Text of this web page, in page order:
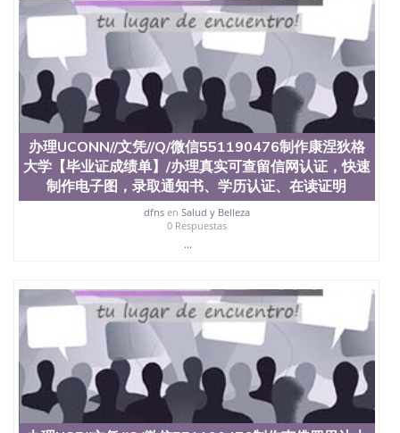
定金下单； 3、公司确认到账转制作点做电子图；
4、电子图做好发给客户确认； 5、电子图确认好转成
品部做成品； 6、成品做好拍照或者视频确认再付余
款； 7、快递给客户（国内顺丰，国外DHL）。 三、
真实网上可查的证明材料 1、教育部学历学位认证，
留服真实存档可查，存档。 2、留学回国人员证明
（使馆认证），使馆网站真实存档可查。 3、留信网
真实可查认证办理，存档可查，终身受用。 四、办理
流程农业科学院、艺术与建筑学院、商学院、交流学
院、地球及物质科学院、教育学院、工程学院、健康
与人类发展学院、信息工程与科学学院、人文学院、
护理学院、科学学院等。学校的教育学院排名在全美
前十名，工学院排名在前十五名，且继续攀升中。纽
约大学为学生们提供本科、硕士及博士学位。学校的
专业课程包括：会计学、MBA、财务、教育、建筑工
制、历史、电气工程、生物工程、建筑设计、工商管
理、材料科学、机械工程、航天工程、土木工程、数
学、化学、英语、社会科学、心理学、戏剧、市场营
销、机械工程、计算机科学、物理学、人工智能、商
科、金融专业 1、客户提供相关材料，确定客户办理
信息，给出操作方案； 2、补充毕业证成绩单等相关
材料； 3、留服注册申请账号，付定金； 4、预约递
交时间，公司人员陪同客户本人一起去留服递交材
办理UCONN//文凭//Q/微信551190476制作康涅狄格
大学【毕业证成绩单】/办理真实可查留信网认证，快速
制作电子图，录取通知书、学历认证、在读证明
dfnsen Salud y Belleza
0 Respuestas
...